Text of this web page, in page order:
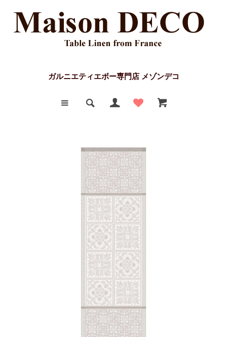
ガルニエティエボー専門店 メゾンデコ